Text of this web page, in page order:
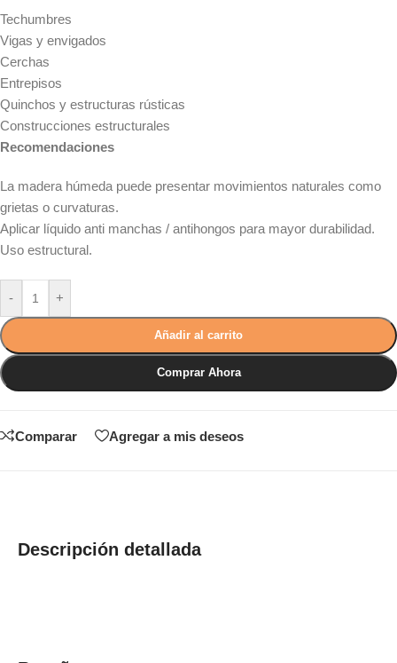
Techumbres
Vigas y envigados
Cerchas
Entrepisos
Quinchos y estructuras rústicas
Construcciones estructurales
Recomendaciones
La madera húmeda puede presentar movimientos naturales como
grietas o curvaturas.
Aplicar líquido anti manchas / antihongos para mayor durabilidad.
Uso estructural.
- +
Añadir al carrito
Comprar Ahora
Comparar Agregar a mis deseos
Descripción detallada